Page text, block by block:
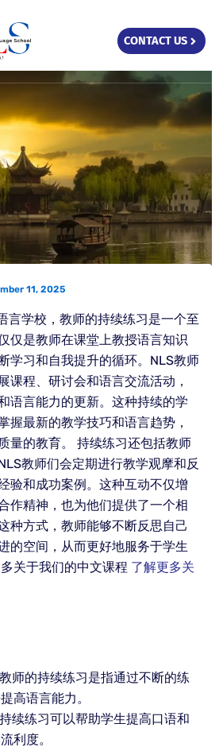
CONTACT US
11, 2025
言学校，教师的持续练习是一个至
仅是教师在课堂上教授语言知识
学习和自我提升的循环。NLS教师
课程、研讨会和语言交流活动，
语言能力的更新。这种持续的学
握最新的教学技巧和语言趋势，
量的教育。 持续练习还包括教师
教师们会定期进行教学观摩和反
验和成功案例。这种互动不仅增
作精神，也为他们提供了一个相
种方式，教师能够不断反思自己
的空间，从而更好地服务于学生
关于我们的中文课程 了解更多关
师的持续练习是指通过不断的练
高语言能力。
续练习可以帮助学生提高口语和
利度。